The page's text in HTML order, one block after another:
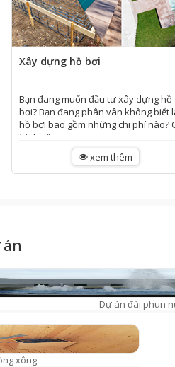
Xây dựng hồ bơi
Bạn đang muốn đầu tư xây dựng hồ
bơi? Bạn đang phân vân không biết
hồ bơi bao gồm những chi phí nào?
trình vận...
xem thêm
án
Dự án đài phun
xông